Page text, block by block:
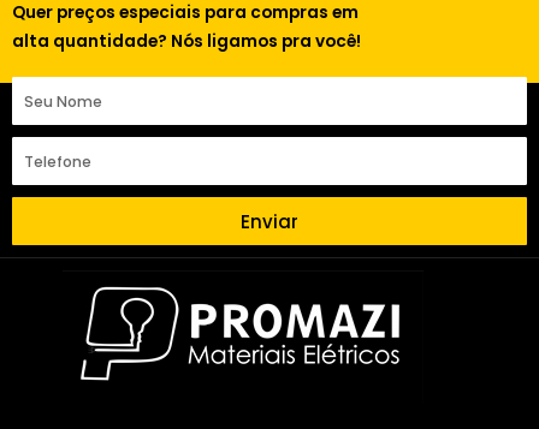
Quer preços especiais para compras em
alta quantidade? Nós ligamos pra você!
Enviar